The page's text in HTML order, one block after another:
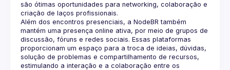
são ótimas oportunidades para networking, colaboração e
Além dos encontros presenciais, a NodeBR também
mantém uma presença online ativa, por meio de grupos de
discussão, fóruns e redes sociais. Essas plataformas
proporcionam um espaço para a troca de ideias, dúvidas,
solução de problemas e compartilhamento de recursos,
estimulando a interação e a colaboração entre os